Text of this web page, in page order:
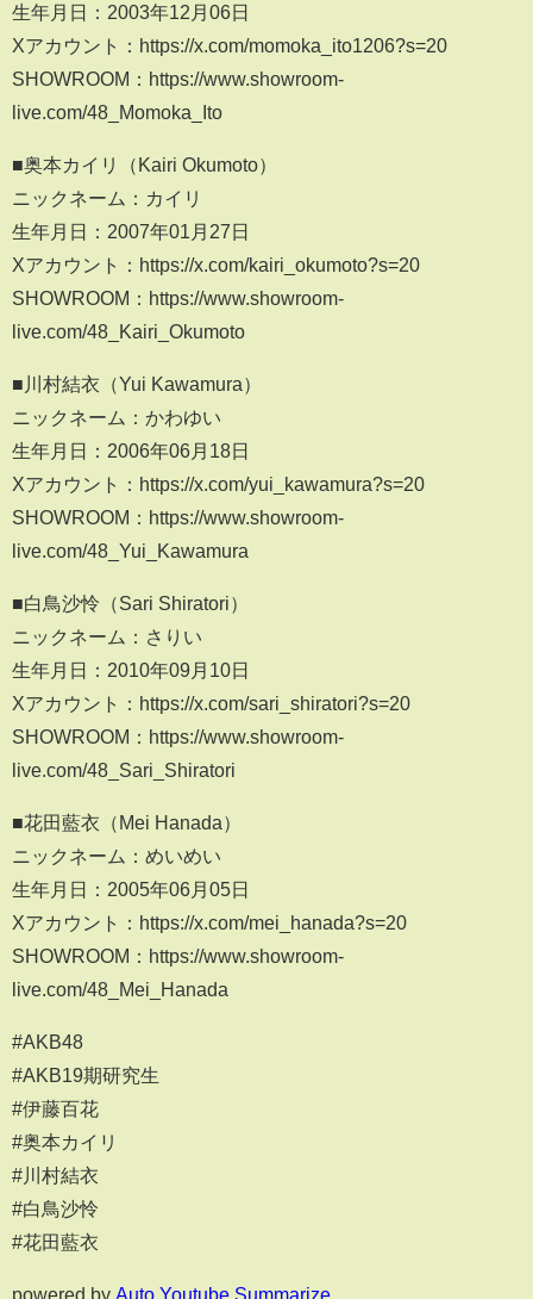
生年月日：2003年12月06日
Xアカウント：https://x.com/momoka_ito1206?s=20
SHOWROOM：https://www.showroom-
live.com/48_Momoka_Ito
■奥本カイリ（Kairi Okumoto）
ニックネーム：カイリ
生年月日：2007年01月27日
Xアカウント：https://x.com/kairi_okumoto?s=20
SHOWROOM：https://www.showroom-
live.com/48_Kairi_Okumoto
■川村結衣（Yui Kawamura）
ニックネーム：かわゆい
生年月日：2006年06月18日
Xアカウント：https://x.com/yui_kawamura?s=20
SHOWROOM：https://www.showroom-
live.com/48_Yui_Kawamura
■白鳥沙怜（Sari Shiratori）
ニックネーム：さりい
生年月日：2010年09月10日
Xアカウント：https://x.com/sari_shiratori?s=20
SHOWROOM：https://www.showroom-
live.com/48_Sari_Shiratori
■花田藍衣（Mei Hanada）
ニックネーム：めいめい
生年月日：2005年06月05日
Xアカウント：https://x.com/mei_hanada?s=20
SHOWROOM：https://www.showroom-
live.com/48_Mei_Hanada
#AKB48
#AKB19期研究生
#伊藤百花
#奥本カイリ
#川村結衣
#白鳥沙怜
#花田藍衣
powered by Auto Youtube Summarize